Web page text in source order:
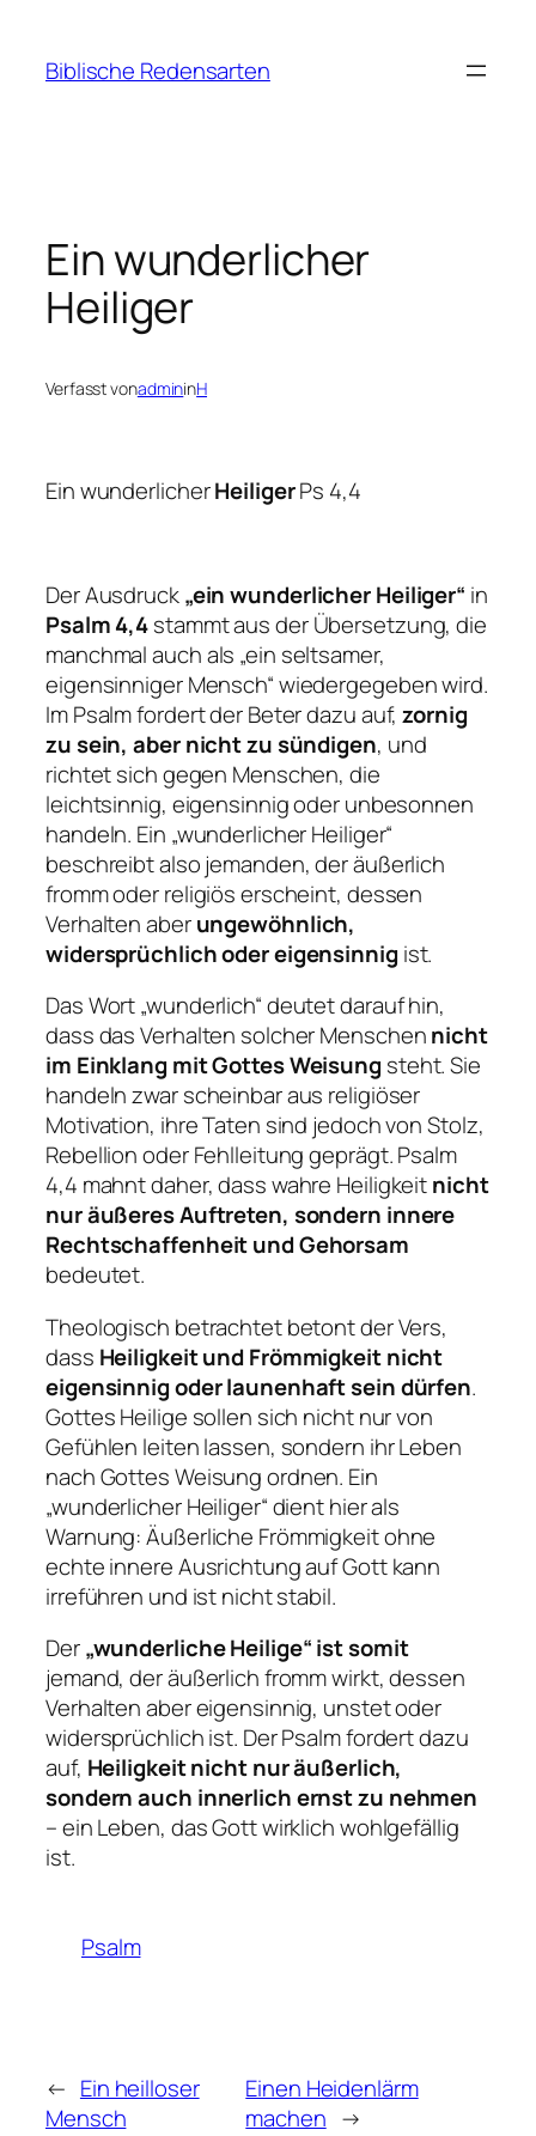
springen
Biblische Redensarten
Ein wunderlicher
Heiliger
Verfasst vonadmininH
Ein wunderlicherHeiligerPs 4,4
Der Ausdruck„ein wunderlicher Heiliger“ in
Psalm 4,4stammt aus der Übersetzung, die
manchmal auch als „ein seltsamer,
eigensinniger Mensch“ wiedergegeben wird.
Im Psalm fordert der Beter dazu auf,zornig
zu sein, aber nicht zu sündigen, und
richtet sich gegen Menschen, die
leichtsinnig, eigensinnig oder unbesonnen
handeln. Ein „wunderlicher Heiliger“
beschreibt also jemanden, der äußerlich
fromm oder religiös erscheint, dessen
Verhalten aberungewöhnlich,
widersprüchlich oder eigensinnig ist.
Das Wort „wunderlich“ deutet darauf hin,
dass das Verhalten solcher Menschennicht
im Einklang mit Gottes Weisung steht. Sie
handeln zwar scheinbar aus religiöser
Motivation, ihre Taten sind jedoch von Stolz,
Rebellion oder Fehlleitung geprägt. Psalm
4,4 mahnt daher, dass wahre Heiligkeitnicht
nur äußeres Auftreten, sondern innere
Rechtschaffenheit und Gehorsam
bedeutet.
Theologisch betrachtet betont der Vers,
dass Heiligkeit und Frömmigkeit nicht
eigensinnig oder launenhaft sein dürfen.
Gottes Heilige sollen sich nicht nur von
Gefühlen leiten lassen, sondern ihr Leben
nach Gottes Weisung ordnen. Ein
„wunderlicher Heiliger“ dient hier als
Warnung: Äußerliche Frömmigkeit ohne
echte innere Ausrichtung auf Gott kann
irreführen und ist nicht stabil.
Der„wunderliche Heilige“ ist somit
jemand, der äußerlich fromm wirkt, dessen
Verhalten aber eigensinnig, unstet oder
widersprüchlich ist. Der Psalm fordert dazu
auf, Heiligkeit nicht nur äußerlich,
sondern auch innerlich ernst zu nehmen
– ein Leben, das Gott wirklich wohlgefällig
ist.
Psalm
← Ein heilloser
Mensch
Einen Heidenlärm
machen →